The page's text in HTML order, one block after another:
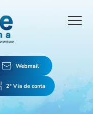
Webmail
2ª Via de conta